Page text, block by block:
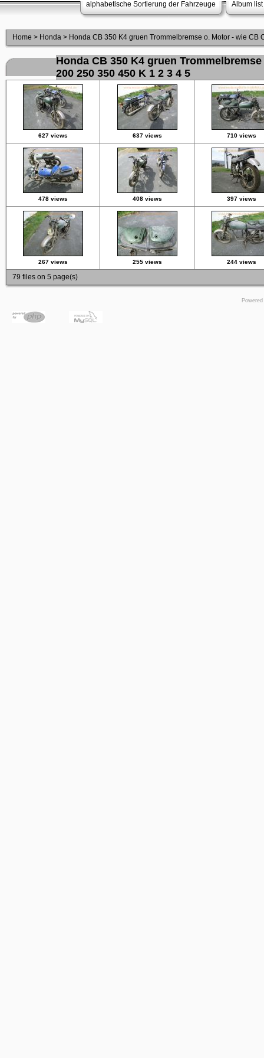
alphabetische Sortierung der Fahrzeuge Album list
Home > Honda > Honda CB 350 K4 gruen Trommelbremse o. Motor - wie CB
Honda CB 350 K4 gruen
200 250 350 450 K 1 2 3 4 5
627 views 637 views 710 views
478 views 408 views 397 views
267 views 255 views 244 views
79 files on 5 page(s)